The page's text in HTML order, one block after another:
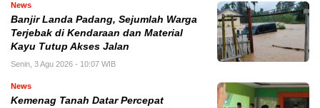
News
Banjir Landa Padang, Sejumlah Warga
Terjebak di Kendaraan dan Material
Kayu Tutup Akses Jalan
Senin, 3 Agu 2026 - 10:07 WIB
News
Kemenag Tanah Datar Percepat